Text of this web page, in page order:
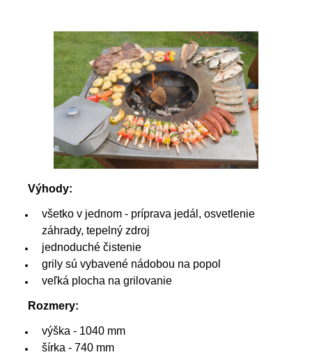
Výhody:
všetko v jednom - príprava jedál, osvetlenie
záhrady, tepelný zdroj
jednoduché čistenie
grily sú vybavené nádobou na popol
veľká plocha na grilovanie
Rozmery:
výška - 1040 mm
šírka - 740 mm